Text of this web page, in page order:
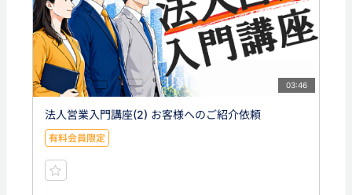
03:46
法人営業入門講座(2) お客様へのご紹介依頼
有料会員限定